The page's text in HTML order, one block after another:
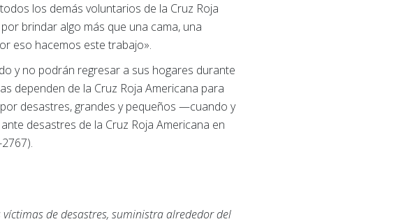
los demás voluntarios de la Cruz Roja
brindar algo más que una cama, una
eso hacemos este trabajo».
y no podrán regresar a sus hogares durante
dependen de la Cruz Roja Americana para
desastres, grandes y pequeños —cuando y
desastres de la Cruz Roja Americana en
de desastres, suministra alrededor del